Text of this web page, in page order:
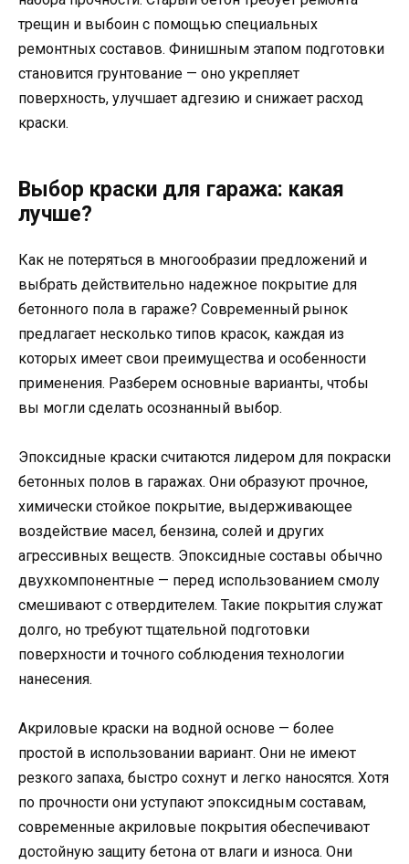
трещин и выбоин с помощью специальных
ремонтных составов. Финишным этапом подготовки
становится грунтование — оно укрепляет
поверхность, улучшает адгезию и снижает расход
краски.
Выбор краски для гаража: какая
лучше?
Как не потеряться в многообразии предложений и
выбрать действительно надежное покрытие для
бетонного пола в гараже? Современный рынок
предлагает несколько типов красок, каждая из
которых имеет свои преимущества и особенности
применения. Разберем основные варианты, чтобы
вы могли сделать осознанный выбор.
Эпоксидные краски считаются лидером для покраски
бетонных полов в гаражах. Они образуют прочное,
химически стойкое покрытие, выдерживающее
воздействие масел, бензина, солей и других
агрессивных веществ. Эпоксидные составы обычно
двухкомпонентные — перед использованием смолу
смешивают с отвердителем. Такие покрытия служат
долго, но требуют тщательной подготовки
поверхности и точного соблюдения технологии
нанесения.
Акриловые краски на водной основе — более
простой в использовании вариант. Они не имеют
резкого запаха, быстро сохнут и легко наносятся. Хотя
по прочности они уступают эпоксидным составам,
современные акриловые покрытия обеспечивают
достойную защиту бетона от влаги и износа. Они